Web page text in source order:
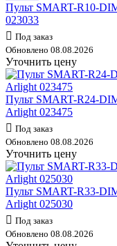
Пульт SMART-R10-
023033
Под заказ
Обновлено 08.08.2026
Уточнить цену
Пульт SMART-R24-
Arlight 023475
Под заказ
Обновлено 08.08.2026
Уточнить цену
Пульт SMART-R33-
Arlight 025030
Под заказ
Обновлено 08.08.2026